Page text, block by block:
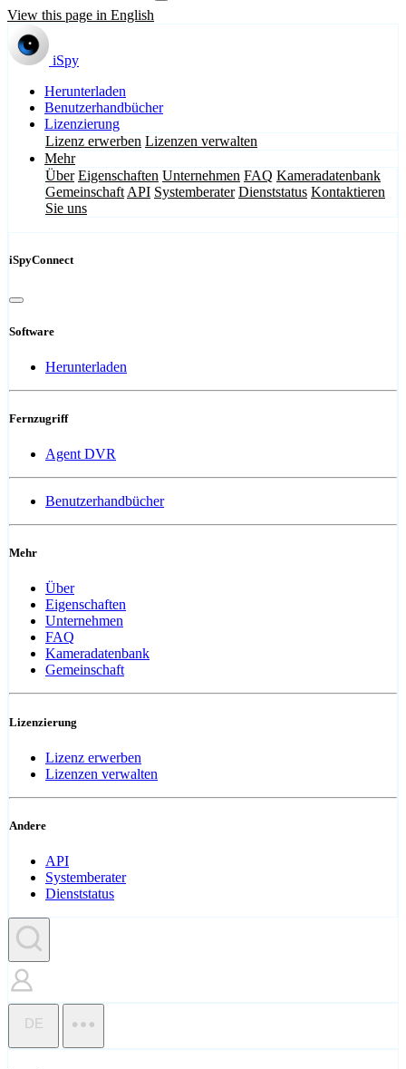
View this page in English
iSpy
Herunterladen
Benutzerhandbücher
Lizenzierung
Lizenz erwerben Lizenzen verwalten
Mehr
Über Eigenschaften Unternehmen FAQ Kameradatenbank
Gemeinschaft API Systemberater Dienststatus Kontaktieren
Sie uns
iSpyConnect
Software
Herunterladen
Fernzugriff
Agent DVR
Benutzerhandbücher
Mehr
Über
Eigenschaften
Unternehmen
FAQ
Kameradatenbank
Gemeinschaft
Lizenzierung
Lizenz erwerben
Lizenzen verwalten
Andere
API
Systemberater
Dienststatus
DE